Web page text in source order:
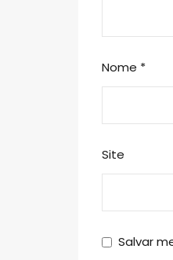
Nome *
Site
Salvar